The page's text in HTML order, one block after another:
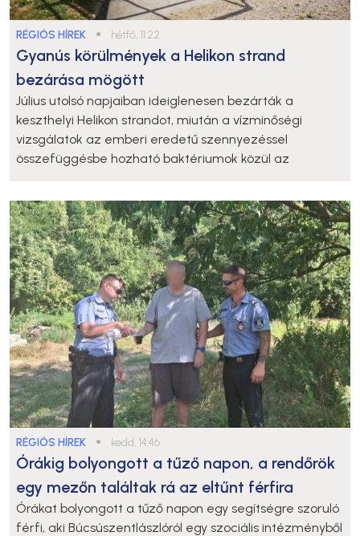
RÉGIÓS HÍREK ● hétfő, 11:22
Gyanús körülmények a Helikon strand
bezárása mögött
Július utolsó napjaiban ideiglenesen bezárták a
keszthelyi Helikon strandot, miután a vízminőségi
vizsgálatok az emberi eredetű szennyezéssel
összefüggésbe hozható baktériumok közül az
RÉGIÓS HÍREK ● kedd, 14:46
Órákig bolyongott a tűző napon, a rendőrök
egy mezőn találtak rá az eltűnt férfira
Órákat bolyongott a tűző napon egy segítségre szoruló
férfi, aki Búcsúszentlászlóról egy szociális intézményből